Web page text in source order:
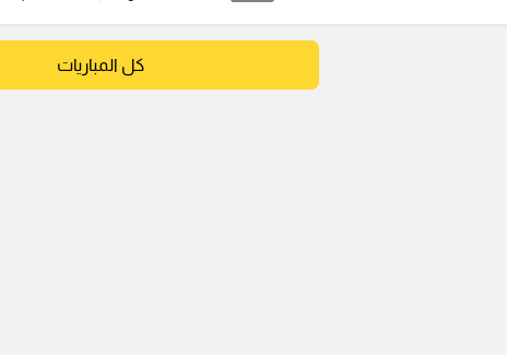
كل المباريات